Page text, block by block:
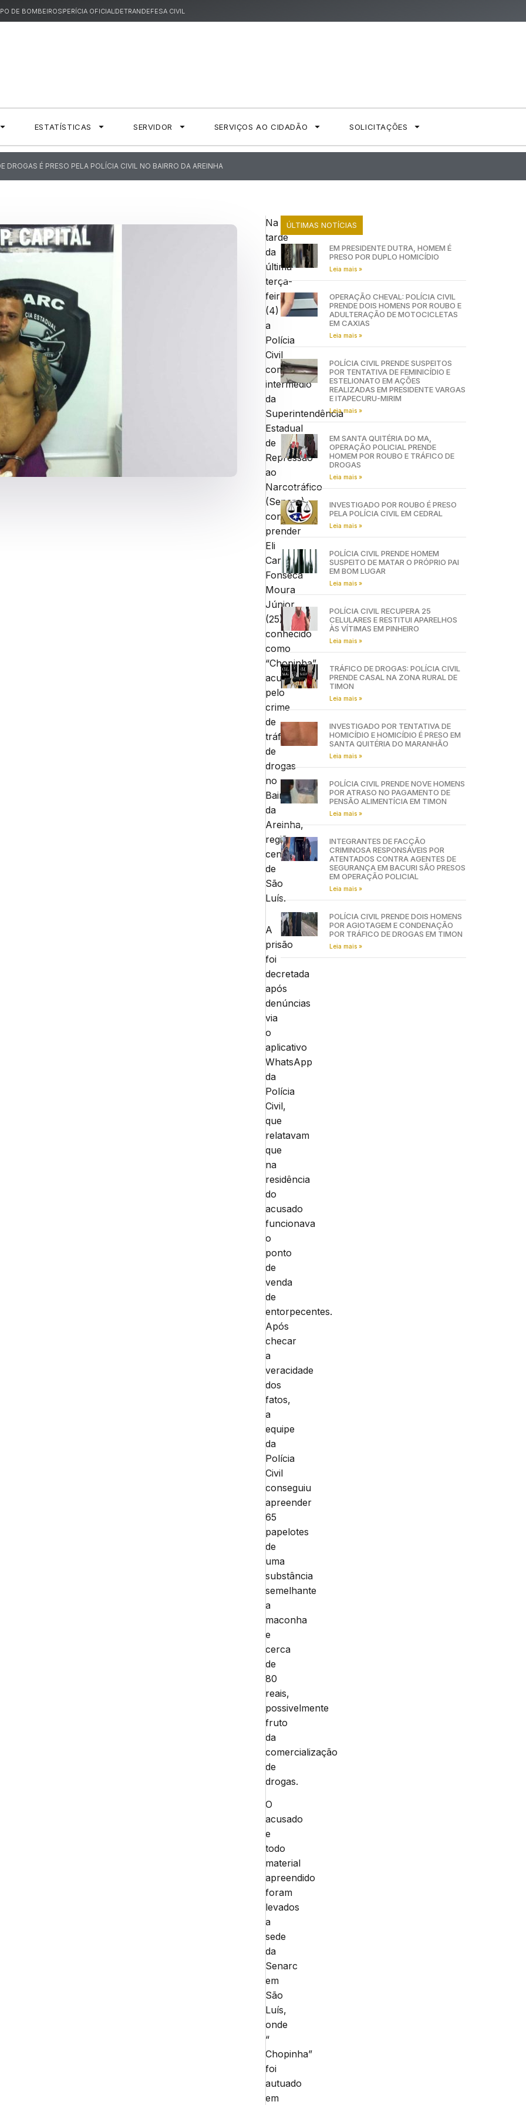
DE BOMBEIROSPERÍCIA OFICIALDETRANDEFESA CIVIL
ESTATÍSTICAS SERVIDOR SERVIÇOS AO CIDADÃO SOLICITAÇÕES
DROGAS É PRESO PELA POLÍCIA CIVIL NO BAIRRO DA AREINHA
Na
tarde
da
última
terça-
feira
(4)
a
Polícia
Civil
com
intermédio
da
Superintendência
Estadual
de
Repressão
ao
Narcotráfico
(Senarc)
conseguiu
prender
Eli
Carlos
Fonseca
Moura
Júnior
(25)
conhecido
como
“Chopinha”,
acusado
pelo
crime
de
tráfico
de
drogas
no
Bairro
da
Areinha,
região
central
de
São
Luís.
A
prisão
foi
decretada
após
denúncias
via
o
aplicativo
WhatsApp
da
Polícia
Civil,
que
relatavam
que
na
residência
do
acusado
funcionava
o
ponto
de
venda
de
entorpecentes.
Após
checar
a
veracidade
dos
fatos,
a
equipe
da
Polícia
Civil
conseguiu
apreender
65
papelotes
de
uma
substância
semelhante
a
maconha
e
cerca
de
80
reais,
possivelmente
fruto
da
comercialização
de
drogas.
O
acusado
e
todo
material
apreendido
foram
levados
a
sede
da
Senarc
em
São
Luís,
onde
“
Chopinha”
foi
autuado
em
ÚLTIMAS NOTÍCIAS
EM PRESIDENTE DUTRA, HOMEM É
PRESO POR DUPLO HOMICÍDIO
Leia mais »
OPERAÇÃO CHEVAL: POLÍCIA CIVIL
PRENDE DOIS HOMENS POR ROUBO E
ADULTERAÇÃO DE MOTOCICLETAS
EM CAXIAS
Leia mais »
POLÍCIA CIVIL PRENDE SUSPEITOS
POR TENTATIVA DE FEMINICÍDIO E
ESTELIONATO EM AÇÕES
REALIZADAS EM PRESIDENTE VARGAS
E ITAPECURU-MIRIM
Leia mais »
EM SANTA QUITÉRIA DO MA,
OPERAÇÃO POLICIAL PRENDE
HOMEM POR ROUBO E TRÁFICO DE
DROGAS
Leia mais »
INVESTIGADO POR ROUBO É PRESO
PELA POLÍCIA CIVIL EM CEDRAL
Leia mais »
POLÍCIA CIVIL PRENDE HOMEM
SUSPEITO DE MATAR O PRÓPRIO PAI
EM BOM LUGAR
Leia mais »
POLÍCIA CIVIL RECUPERA 25
CELULARES E RESTITUI APARELHOS
ÀS VÍTIMAS EM PINHEIRO
Leia mais »
TRÁFICO DE DROGAS: POLÍCIA CIVIL
PRENDE CASAL NA ZONA RURAL DE
TIMON
Leia mais »
INVESTIGADO POR TENTATIVA DE
HOMICÍDIO E HOMICÍDIO É PRESO EM
SANTA QUITÉRIA DO MARANHÃO
Leia mais »
POLÍCIA CIVIL PRENDE NOVE HOMENS
POR ATRASO NO PAGAMENTO DE
PENSÃO ALIMENTÍCIA EM TIMON
Leia mais »
INTEGRANTES DE FACÇÃO
CRIMINOSA RESPONSÁVEIS POR
ATENTADOS CONTRA AGENTES DE
SEGURANÇA EM BACURI SÃO PRESOS
EM OPERAÇÃO POLICIAL
Leia mais »
POLÍCIA CIVIL PRENDE DOIS HOMENS
POR AGIOTAGEM E CONDENAÇÃO
POR TRÁFICO DE DROGAS EM TIMON
Leia mais »